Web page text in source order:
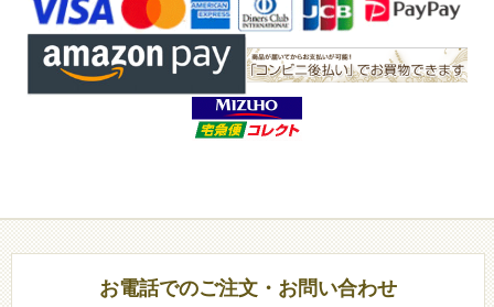
お電話でのご注文・お問い合わせ